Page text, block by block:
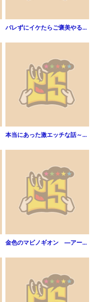
バレずにイケたらご褒美やるよ～授業中､机の下で彼の指が…～（1）
本当にあった激エッチな話～人妻投稿編（1）
金色のマビノギオン ―アーサー王の妹姫―（1）